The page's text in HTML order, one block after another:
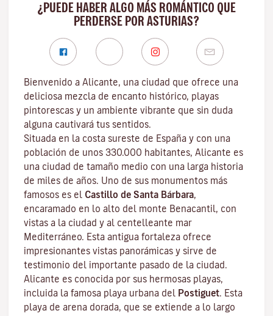
¿PUEDE HABER ALGO MÁS ROMÁNTICO QUE
PERDERSE POR ASTURIAS?
Bienvenido a Alicante, una ciudad que ofrece una
deliciosa mezcla de encanto histórico, playas
pintorescas y un ambiente vibrante que sin duda
alguna cautivará tus sentidos.
Situada en la costa sureste de España y con una
población de unos 330.000 habitantes, Alicante es
una ciudad de tamaño medio con una larga historia
de miles de años. Uno de sus monumentos más
famosos es el Castillo de Santa Bárbara,
encaramado en lo alto del monte Benacantil, con
vistas a la ciudad y al centelleante mar
Mediterráneo. Esta antigua fortaleza ofrece
impresionantes vistas panorámicas y sirve de
testimonio del importante pasado de la ciudad.
Alicante es conocida por sus hermosas playas,
incluida la famosa playa urbana del Postiguet. Esta
playa de arena dorada, que se extiende a lo largo